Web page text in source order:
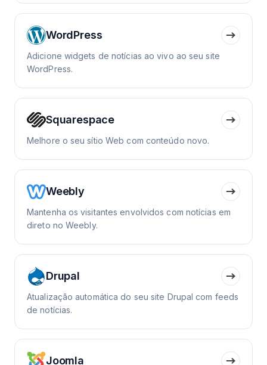
WordPress
Adicione widgets de notícias ao vivo ao seu site
WordPress.
Squarespace
Melhore o seu sítio Web com conteúdo novo.
Weebly
Mantenha os visitantes envolvidos com notícias em
direto no Weebly.
Drupal
Atualização automática do seu site Drupal com feeds
de notícias.
Joomla